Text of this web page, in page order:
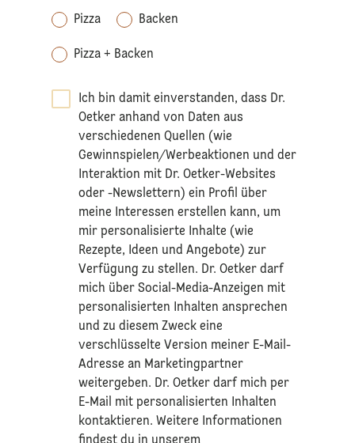
Pizza Backen
Pizza + Backen
Ich bin damit einverstanden, dass Dr.
Oetker anhand von Daten aus
verschiedenen Quellen (wie
Gewinnspielen/Werbeaktionen und der
Interaktion mit Dr. Oetker-Websites
oder -Newslettern) ein Profil über
meine Interessen erstellen kann, um
mir personalisierte Inhalte (wie
Rezepte, Ideen und Angebote) zur
Verfügung zu stellen. Dr. Oetker darf
mich über Social-Media-Anzeigen mit
personalisierten Inhalten ansprechen
und zu diesem Zweck eine
verschlüsselte Version meiner E-Mail-
Adresse an Marketingpartner
weitergeben. Dr. Oetker darf mich per
E-Mail mit personalisierten Inhalten
kontaktieren. Weitere Informationen
findest du in unserem